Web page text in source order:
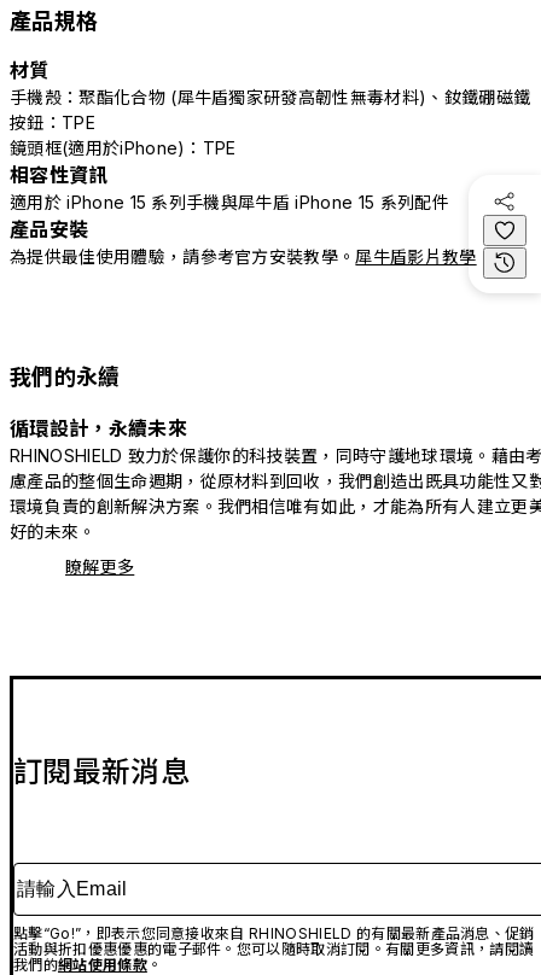
產品規格
材質
手機殼：聚酯化合物 (犀牛盾獨家研發高韌性無毒材料)、釹鐵硼磁鐵
按鈕：TPE
鏡頭框(適用於iPhone)：TPE
相容性資訊
適用於 iPhone 15 系列手機與犀牛盾 iPhone 15 系列配件
產品安裝
為提供最佳使用體驗，請參考官方安裝教學。 犀牛盾影片教學
我們的永續
循環設計，永續未來
RHINOSHIELD 致力於保護你的科技裝置，同時守護地球環境。藉由
慮產品的整個生命週期，從原材料到回收，我們創造出既具功能性又
環境負責的創新解決方案。我們相信唯有如此，才能為所有人建立更
好的未來。
瞭解更多
訂閱最新消息
請輸入Email
點擊“Go!”，即表示您同意接收來自 RHINOSHIELD 的有關最新產品消息、促銷
活動與折扣優惠優惠的電子郵件。您可以隨時取消訂閱。有關更多資訊，請閱讀
我們的網站使用條款。